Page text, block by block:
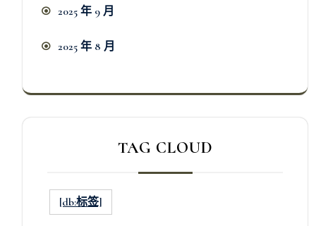
2025 年 9 月
2025 年 8 月
TAG CLOUD
[db:标签]